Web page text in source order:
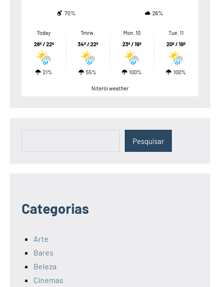
70% 26%
Today
28º / 22º
21%
Tmrw.
34º / 22º
55%
Mon. 10
23º / 19º
100%
Tue. 11
20º / 19º
100%
Niterói weather
Pesquisar
Categorias
Arte
Bares
Beleza
Cinemas